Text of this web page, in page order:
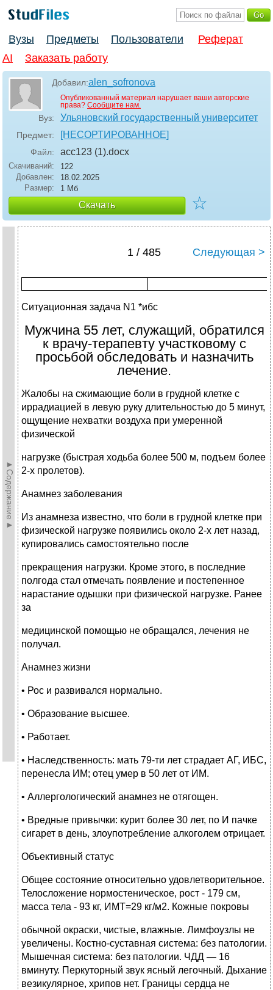
Вузы Предметы Пользователи
Реферат
AI
Заказать работу
Добавил:alen_sofronova
Опубликованный материал нарушает ваши авторские
права? Сообщите нам.
Вуз: Ульяновский государственный университет
Предмет: [НЕСОРТИРОВАННОЕ]
Файл: acc123 (1).docx
Скачиваний:
122
Добавлен:
18.02.2025
Размер:
1 Мб
Скачать ☆
►Содержание►
1 / 485 Следующая >
Ситуационная задача N1 *ибс
Мужчина 55 лет, служащий, обратился
к врачу-терапевту участковому с
просьбой обследовать и назначить
лечение.
Жалобы на сжимающие боли в грудной клетке с
иррадиацией в левую руку длительностью до 5 минут,
ощущение нехватки воздуха при умеренной
физической
нагрузке (быстрая ходьба более 500 м, подъем более
2-х пролетов).
Анамнез заболевания
Из анамнеза известно, что боли в грудной клетке при
физической нагрузке появились около 2-х лет назад,
купировались самостоятельно после
прекращения нагрузки. Кроме этого, в последние
полгода стал отмечать появление и постепенное
нарастание одышки при физической нагрузке. Ранее
за
медицинской помощью не обращался, лечения не
получал.
Анамнез жизни
• Рос и развивался нормально.
• Образование высшее.
• Работает.
• Наследственность: мать 79-ти лет страдает АГ, ИБС,
перенесла ИМ; отец умер в 50 лет от ИМ.
• Аллергологический анамнез не отягощен.
• Вредные привычки: курит более 30 лет, по И пачке
сигарет в день, злоупотребление алкоголем отрицает.
Объективный статус
Общее состояние относительно удовлетворительное.
Телосложение нормостеническое, рост - 179 см,
масса тела - 93 кг, ИМТ=29 кг/м2. Кожные покровы
обычной окраски, чистые, влажные. Лимфоузлы не
увеличены. Костно-суставная система: без патологии.
Мышечная система: без патологии. ЧДД — 16
вминуту. Перкуторный звук ясный легочный. Дыхание
везикулярное, хрипов нет. Границы сердца не